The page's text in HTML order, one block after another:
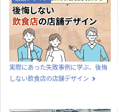
店舗開業
【どっちが正解？】居抜き物件とス